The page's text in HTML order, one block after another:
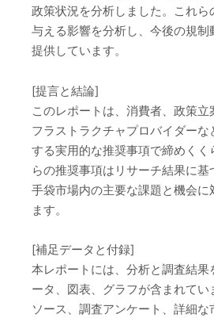
政策状況を分析しました。これら
与える影響を分析し、今後の規制
提供しています。
[提言と結論]
このレポートは、消費者、政策
フラストラクチャプロバイダー
する実用的な推奨事項で締めく
らの推奨事項はリサーチ結果に
手袋市場内の主要な課題と機会に
ます。
[補足データと付録]
本レポートには、分析と調査結
ータ、図表、グラフが含まれてい
ソース、調査アンケート、詳細